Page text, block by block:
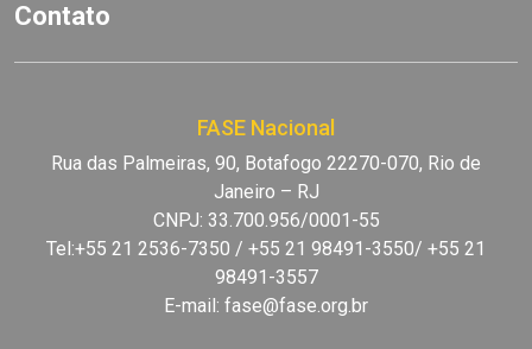
Contato
FASE Nacional
Rua das Palmeiras, 90, Botafogo 22270-070, Rio de
Janeiro – RJ
CNPJ: 33.700.956/0001-55
Tel:+55 21 2536-7350 / +55 21 98491-3550/ +55 21
98491-3557
E-mail: fase@fase.org.br